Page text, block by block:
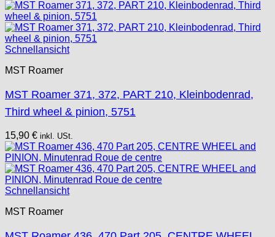
Schnellansicht
MST Roamer
MST Roamer 371, 372, PART 210, Kleinbodenrad,
Third wheel & pinion, 5751
15,90 € inkl. USt.
Schnellansicht
MST Roamer